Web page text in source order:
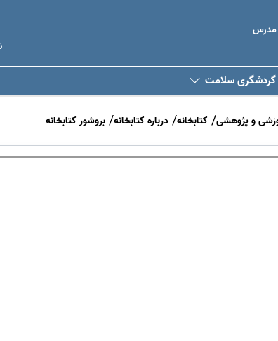
مدرس
گردشگری سلامت
و پژوهشی کتابخانه درباره کتابخانه بروشور کتابخانه